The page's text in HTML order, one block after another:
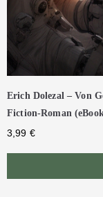
Erich Dolezal – Von
Fiction-Roman
3,99 €